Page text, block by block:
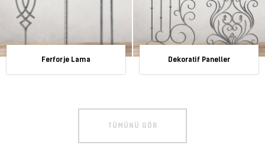
Ferforje Lama Dekoratif Paneller
TÜMÜNÜ GÖR